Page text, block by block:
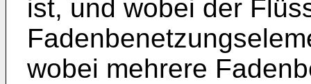
ist, und wobei der
wobei mehrere